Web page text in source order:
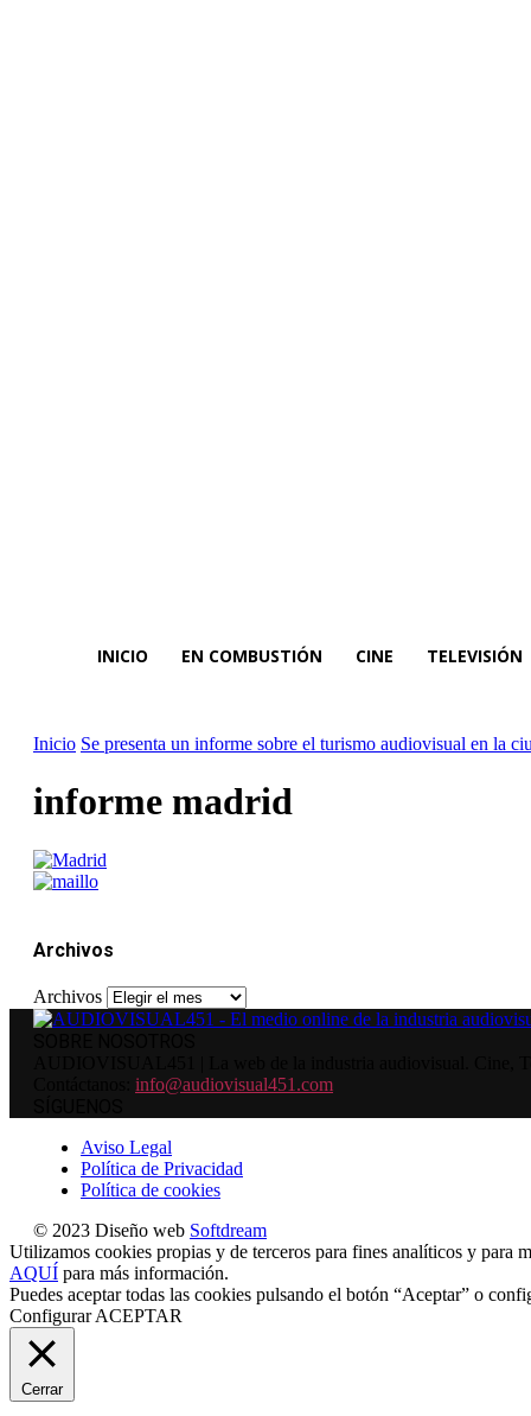
INICIO EN COMBUSTIÓN CINE TELEVISIÓN
Inicio Se presenta un informe sobre el turismo audiovisual en la
informe madrid
Archivos
Archivos
info@audiovisual451.com
Aviso Legal
Política de Privacidad
Política de cookies
© 2023 Diseño web Softdream
Utilizamos cookies propias y de terceros para fines analíticos y para
AQUÍ para más información.
Puedes aceptar todas las cookies pulsando el botón “Aceptar” o
ConfigurarACEPTAR
Cerrar